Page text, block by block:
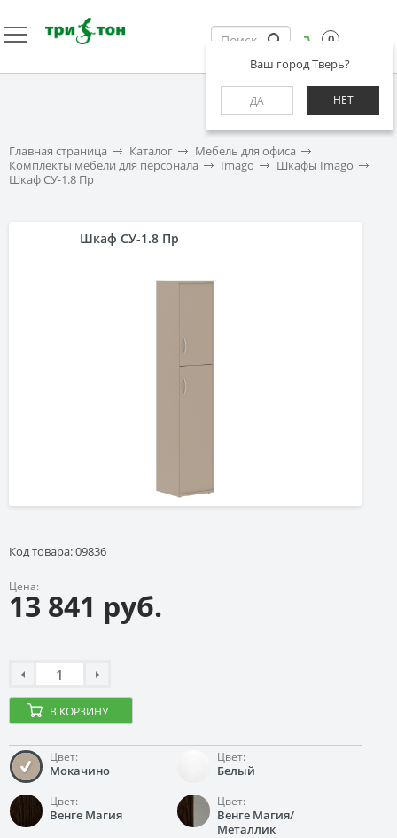
Ваш город Тверь?
ДА НЕТ
0
Главная страница Каталог
Мебель для офиса
Комплекты мебели для персонала
Imago
Шкафы Imago
Шкаф СУ-1.8 Пр
Шкаф СУ-1.8 Пр
Код товара: 09836
Цена:
13 841 руб.
В КОРЗИНУ
Цвет:
Мокачино
Цвет:
Белый
Цвет:
Венге Магия
Цвет:
Венге Магия/
Металлик